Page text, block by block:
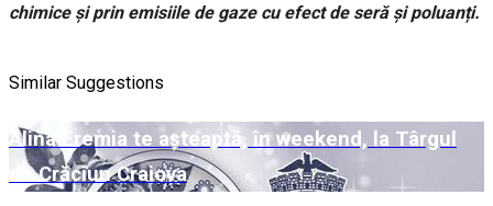
chimice și prin emisiile de gaze cu efect de seră și poluanți.
Similar Suggestions
Alina Eremia te așteaptă, în weekend, la Târgul
de Crăciun Craiova